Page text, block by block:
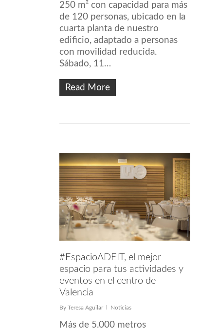
250 m² con capacidad para más
de 120 personas, ubicado en la
cuarta planta de nuestro
edificio, adaptado a personas
con movilidad reducida.
Sábado, 11…
Read More
#EspacioADEIT, el mejor
espacio para tus actividades y
eventos en el centro de
Valencia
By Teresa Aguilar Noticias
Más de 5.000 metros